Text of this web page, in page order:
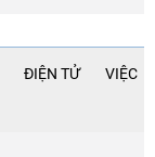
ĐIỆN TỬ VIỆC